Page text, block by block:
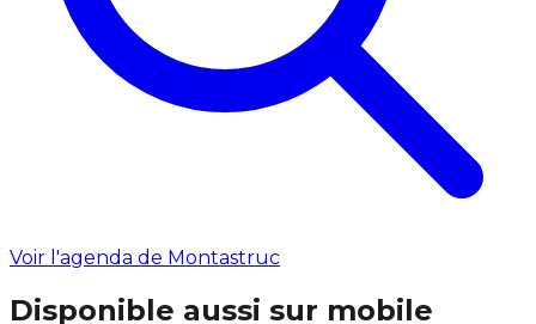
Voir l'agenda de Montastruc
Disponible aussi sur mobile